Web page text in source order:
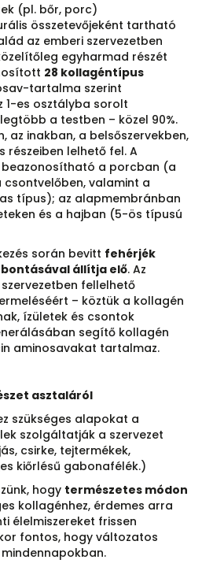
(pl. bőr, porc)
összetevőjeként tartható
az emberi szervezetben
egyharmad részét
28 kollagéntípus
tartalma szerint
1-es osztályba sorolt
a testben – közel 90%.
az inakban, a belsőszervekben,
részeiben lelhető fel. A
a porcban (a
valamint a
típus); az alapmembránban
és a hajban (5-ös típusú
során bevitt fehérjék
állítja elő. Az
fellelhető
– köztük a kollagén
ízületek és csontok
segítő kollagén
aminosavakat tartalmaz.
asztaláról
szükséges alapokat a
szolgáltatják a szervezet
csirke, tejtermékek,
kiőrlésű gabonafélék.)
hogy természetes módon
kollagénhez, érdemes arra
élelmiszereket frissen
fontos, hogy változatos